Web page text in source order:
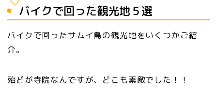
バイクで回った観光地５選
バイクで回ったサムイ島の観光地をいくつかご紹
介。
殆どが寺院なんですが、どこも素敵でした！！